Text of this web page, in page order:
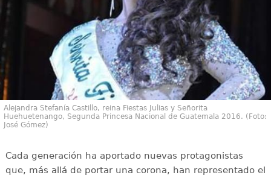
Alejandra Stefanía Castillo, reina Fiestas Julias y Señorita
Huehuetenango, Segunda Princesa Nacional de Guatemala 2016. (Foto:
José Gómez)
Cada generación ha aportado nuevas protagonistas
que, más allá de portar una corona, han representado el